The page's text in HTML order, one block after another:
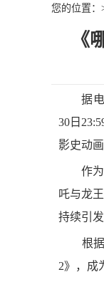
您的位置：
《
据电影
30日
影史动
作为
吒与龙
持续引
根据
2》，成